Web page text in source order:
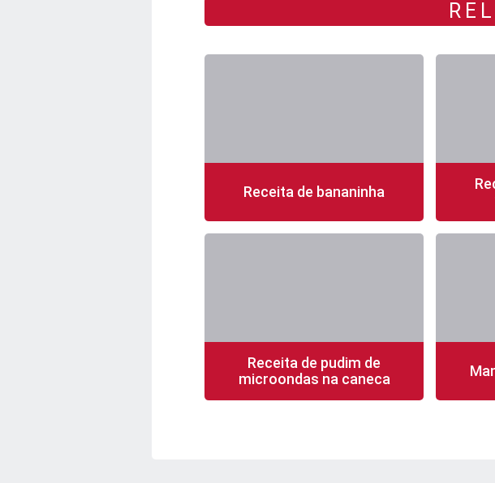
Receita de bananinha
20
Receita de pudim de
microondas na caneca
5 min 1 porção fácil